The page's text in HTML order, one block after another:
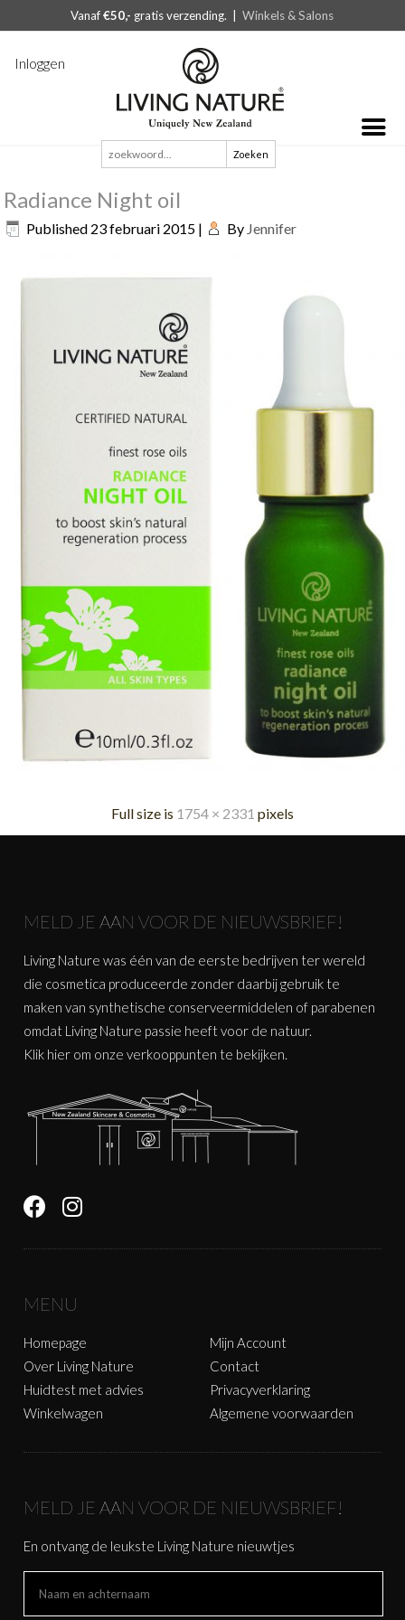
Vanaf€50,- gratis verzending. |Winkels & Salons
Inloggen
Zoeken
naar:
Radiance Night oil
Published 23 februari 2015 | By Jennifer
Full size is 1754 × 2331 pixels
MELD JE AAN VOOR DE NIEUWSBRIEF!
Living Nature was één van de eerste bedrijven ter wereld
die cosmetica produceerde zonder daarbij gebruik te
maken van synthetische conserveermiddelen of parabenen
omdat Living Nature passie heeft voor de natuur.
Klik hier om onze verkooppunten te bekijken.
MENU
Homepage
Over Living Nature
Huidtest met advies
Winkelwagen
Mijn Account
Contact
Privacyverklaring
Algemene voorwaarden
MELD JE AAN VOOR DE NIEUWSBRIEF!
En ontvang de leukste Living Nature nieuwtjes